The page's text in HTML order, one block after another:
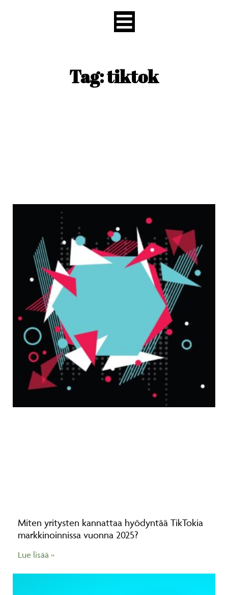
Tag: tiktok
Miten yritysten kannattaa hyödyntää TikTokia
markkinoinnissa vuonna 2025?
Lue lisää »